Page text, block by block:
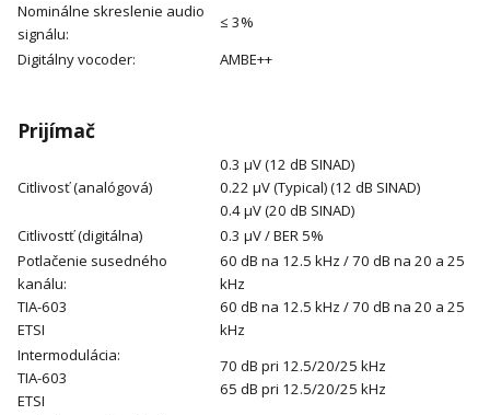
Nominálne skreslenie audio
signálu:
≤ 3%
Digitálny vocoder:
AMBE++
Prijímač
Citlivosť (analógová)
0.3 μV (12 dB SINAD)
0.22 μV (Typical) (12 dB SINAD)
0.4 μV (20 dB SINAD)
Citlivostť (digitálna)
0.3 μV / BER 5%
Potlačenie susedného
kanálu:
TIA-603
ETSI
60 dB na 12.5 kHz / 70 dB na 20 a 25
kHz
60 dB na 12.5 kHz / 70 dB na 20 a 25
kHz
Intermodulácia:
TIA-603
ETSI
70 dB pri 12.5/20/25 kHz
65 dB pri 12.5/20/25 kHz